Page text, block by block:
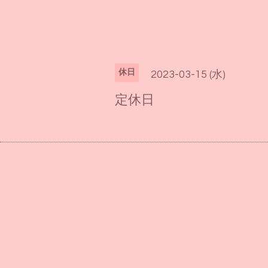
休日 2023-03-15 (水)
定休日